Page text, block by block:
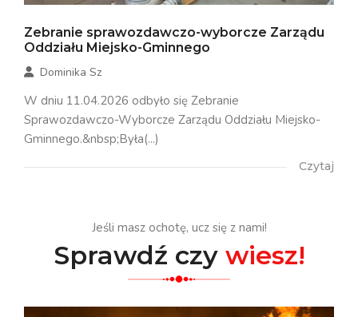
Zebranie sprawozdawczo-wyborcze Zarządu
Oddziału Miejsko-Gminnego
Dominika Sz
W dniu 11.04.2026 odbyło się Zebranie
Sprawozdawczo-Wyborcze Zarządu Oddziału Miejsko-
Gminnego.&nbsp;Była(...)
Czytaj
Jeśli masz ochotę, ucz się z nami!
Sprawdź czy wiesz!